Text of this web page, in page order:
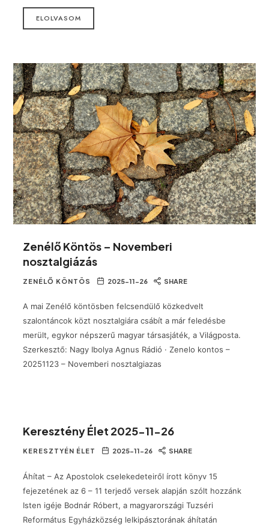
ELOLVASOM
Zenélő Köntös – Novemberi
nosztalgiázás
ZENÉLŐ KÖNTÖS 2025-11-26 SHARE
A mai Zenélő köntösben felcsendülő közkedvelt
szalontáncok közt nosztalgiára csábít a már feledésbe
merült, egykor népszerű magyar társasjáték, a Világposta.
Szerkesztő: Nagy Ibolya Agnus Rádió · Zenelo kontos –
20251123 – Novemberi nosztalgiazas
Keresztény Élet 2025-11-26
KERESZTYÉN ÉLET 2025-11-26 SHARE
Áhítat – Az Apostolok cselekedeteiről írott könyv 15
fejezetének az 6 – 11 terjedő versek alapján szólt hozzánk
Isten igéje Bodnár Róbert, a magyarországi Tuzséri
Református Egyházközség lelkipásztorának áhítatán